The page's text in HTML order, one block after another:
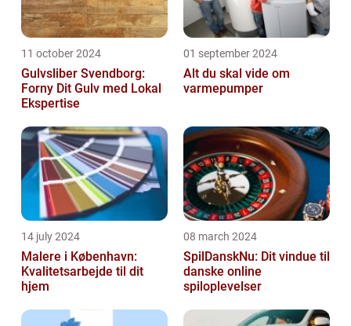
11 october 2024
Gulvsliber Svendborg:
Forny Dit Gulv med Lokal
Ekspertise
01 september 2024
Alt du skal vide om
varmepumper
14 july 2024
Malere i København:
Kvalitetsarbejde til dit
hjem
08 march 2024
SpilDanskNu: Dit vindue til
danske online
spiloplevelser